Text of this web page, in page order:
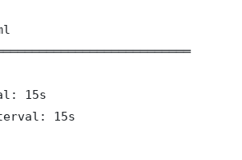
15s
15s